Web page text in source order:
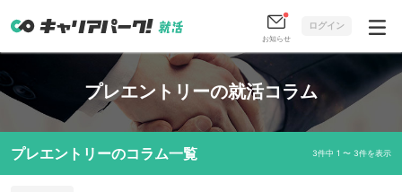
お知らせ
ログイン
プレエントリーの就活コラム
プレエントリーのコラム一覧 3件中 1 〜 3件を表示